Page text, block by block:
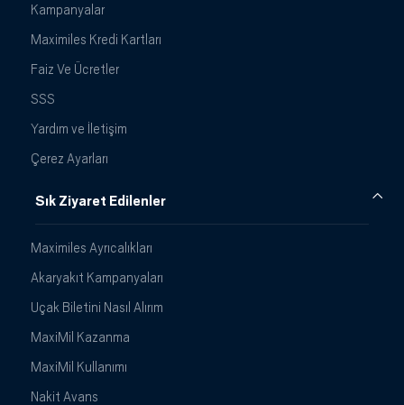
Kampanyalar
Maximiles Kredi Kartları
Faiz Ve Ücretler
SSS
Yardım ve İletişim
Çerez Ayarları
Sık Ziyaret Edilenler
Maximiles Ayrıcalıkları
Akaryakıt Kampanyaları
Uçak Biletini Nasıl Alırım
MaxiMil Kazanma
MaxiMil Kullanımı
Nakit Avans